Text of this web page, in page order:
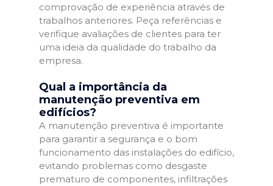
comprovação de experiência através de
trabalhos anteriores. Peça referências e
verifique avaliações de clientes para ter
uma ideia da qualidade do trabalho da
empresa.
Qual a importância da
manutenção preventiva em
edifícios?
A manutenção preventiva é importante
para garantir a segurança e o bom
funcionamento das instalações do edifício,
evitando problemas como desgaste
prematuro de componentes, infiltrações